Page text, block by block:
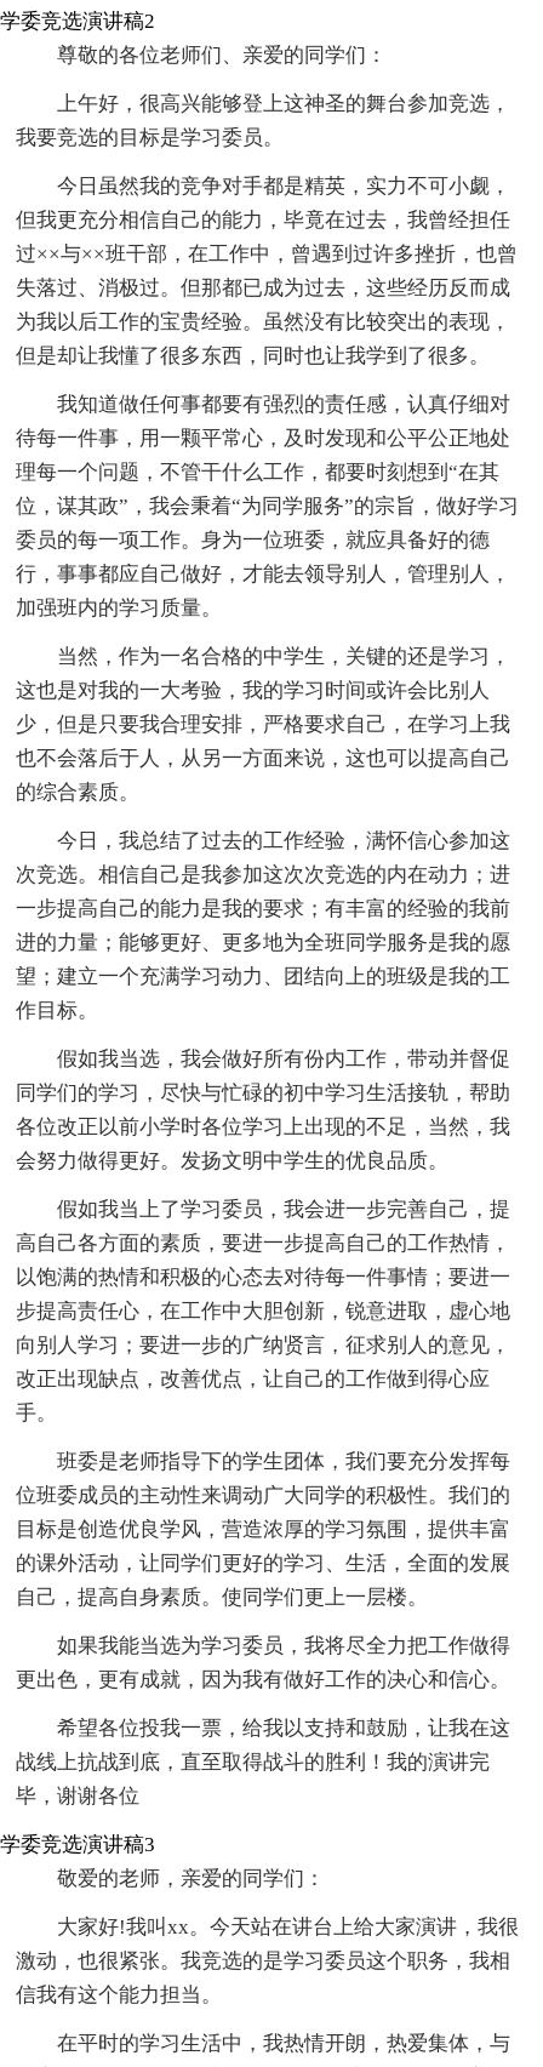
学委竞选演讲稿2
尊敬的各位老师们、亲爱的同学们：
上午好，很高兴能够登上这神圣的舞台参加竞选，
我要竞选的目标是学习委员。
今日虽然我的竞争对手都是精英，实力不可小觑，
但我更充分相信自己的能力，毕竟在过去，我曾经担任
过××与××班干部，在工作中，曾遇到过许多挫折，也曾
失落过、消极过。但那都已成为过去，这些经历反而成
为我以后工作的宝贵经验。虽然没有比较突出的表现，
但是却让我懂了很多东西，同时也让我学到了很多。
我知道做任何事都要有强烈的责任感，认真仔细对
待每一件事，用一颗平常心，及时发现和公平公正地处
理每一个问题，不管干什么工作，都要时刻想到“在其
位，谋其政”，我会秉着“为同学服务”的宗旨，做好学习
委员的每一项工作。身为一位班委，就应具备好的德
行，事事都应自己做好，才能去领导别人，管理别人，
加强班内的学习质量。
当然，作为一名合格的中学生，关键的还是学习，
这也是对我的一大考验，我的学习时间或许会比别人
少，但是只要我合理安排，严格要求自己，在学习上我
也不会落后于人，从另一方面来说，这也可以提高自己
的综合素质。
今日，我总结了过去的工作经验，满怀信心参加这
次竞选。相信自己是我参加这次次竞选的内在动力；进
一步提高自己的能力是我的要求；有丰富的经验的我前
进的力量；能够更好、更多地为全班同学服务是我的愿
望；建立一个充满学习动力、团结向上的班级是我的工
作目标。
假如我当选，我会做好所有份内工作，带动并督促
同学们的学习，尽快与忙碌的初中学习生活接轨，帮助
各位改正以前小学时各位学习上出现的不足，当然，我
会努力做得更好。发扬文明中学生的优良品质。
假如我当上了学习委员，我会进一步完善自己，提
高自己各方面的素质，要进一步提高自己的工作热情，
以饱满的热情和积极的心态去对待每一件事情；要进一
步提高责任心，在工作中大胆创新，锐意进取，虚心地
向别人学习；要进一步的广纳贤言，征求别人的意见，
改正出现缺点，改善优点，让自己的工作做到得心应
手。
班委是老师指导下的学生团体，我们要充分发挥每
位班委成员的主动性来调动广大同学的积极性。我们的
目标是创造优良学风，营造浓厚的学习氛围，提供丰富
的课外活动，让同学们更好的学习、生活，全面的发展
自己，提高自身素质。使同学们更上一层楼。
如果我能当选为学习委员，我将尽全力把工作做得
更出色，更有成就，因为我有做好工作的决心和信心。
希望各位投我一票，给我以支持和鼓励，让我在这
战线上抗战到底，直至取得战斗的胜利！我的演讲完
毕，谢谢各位
学委竞选演讲稿3
敬爱的老师，亲爱的同学们：
大家好!我叫xx。今天站在讲台上给大家演讲，我很
激动，也很紧张。我竞选的是学习委员这个职务，我相
信我有这个能力担当。
在平时的学习生活中，我热情开朗，热爱集体，与